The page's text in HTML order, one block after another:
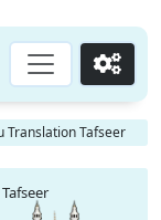
Go
Translation Tafseer